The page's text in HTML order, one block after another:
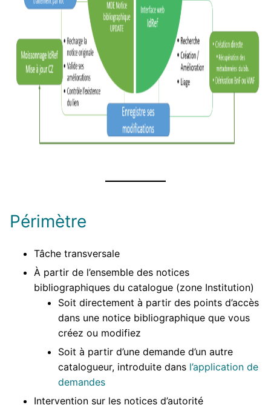
Périmètre
Tâche transversale
À partir de l’ensemble des notices
bibliographiques du catalogue (zone Institution)
Soit directement à partir des points d’accès
dans une notice bibliographique que vous
créez ou modifiez
Soit à partir d’une demande d’un autre
catalogueur, introduite dans l’application de
demandes
Intervention sur les notices d’autorité